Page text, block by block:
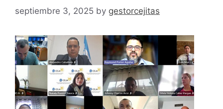
septiembre 3, 2025 by gestorcejitas